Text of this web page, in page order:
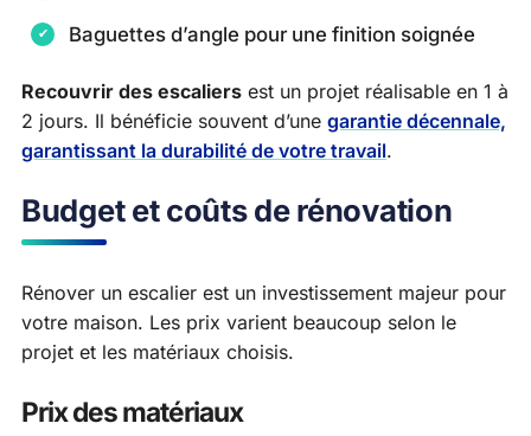
Baguettes d’angle pour une finition soignée
Recouvrir des escaliers est un projet réalisable en 1 à
2 jours. Il bénéficie souvent d’une garantie décennale,
garantissant la durabilité de votre travail.
Budget et coûts de rénovation
Rénover un escalier est un investissement majeur pour
votre maison. Les prix varient beaucoup selon le
projet et les matériaux choisis.
Prix des matériaux